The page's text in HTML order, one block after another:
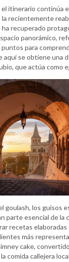
itinerario continúa
la recientemente
recuperado
panorámico,
puntos para
aquí se obtiene una
que actúa como
goulash, los guisos
parte esencial de la
recetas
más
cake,
comida callejera